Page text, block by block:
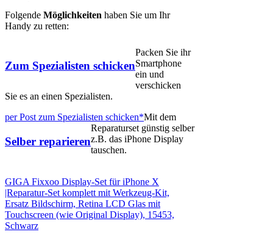
Folgende Möglichkeiten haben Sie um Ihr
Handy zu retten:
Zum Spezialisten schicken
Packen Sie ihr
Smartphone
ein und
verschicken
Sie es an einen Spezialisten.
per Post zum Spezialisten schicken*
Selber reparieren
Mit dem
Reparaturset günstig selber
z.B. das iPhone Display
tauschen.
GIGA Fixxoo Display-Set für iPhone X
|Reparatur-Set komplett mit Werkzeug-Kit,
Ersatz Bildschirm, Retina LCD Glas mit
Touchscreen (wie Original Display), 15453,
Schwarz